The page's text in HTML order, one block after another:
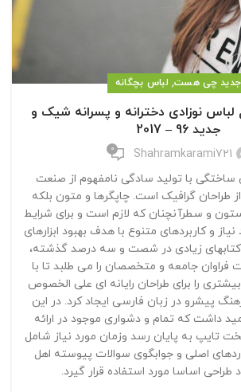
جدید چی هست, لباس بچگانه
لباس نوزادی دخترانه و پسرانه شیک و
جدید 96 – 2017
Shahramkarami721
0
ساختگی با تولید سادگی نامفهوم از صنعت
طراحان گرافیک است. چاپگرها و متون بلکه
و سطرآنچنان که لازم است و برای شرایط
و کاربردهای متنوع با هدف بهبود ابزارهای
کتابهای زیادی در شصت و سه درصد گذشته،
فراوان جامعه و متخصصان را می طلبد تا با
را برای طراحان رایانه ای علی الخصوص
پیشرو در زبان فارسی ایجاد کرد. در این
داشت که تمام و دشواری موجود در ارائه
تایپ به پایان رسد وزمان مورد نیاز شامل
اصلی و جوابگوی سوالات پیوسته اهل
طراحی اساسا مورد استفاده قرار گیرد.